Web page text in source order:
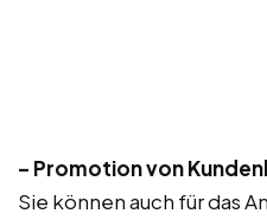
– Promotion von
Sie können auch für das